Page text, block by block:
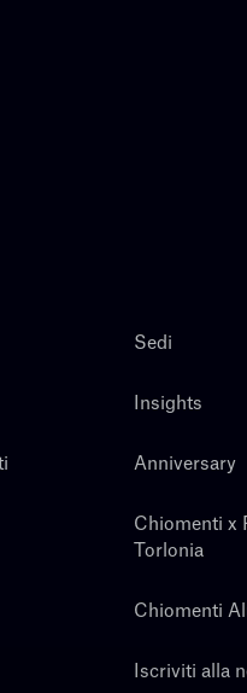
Sedi
Insights
Anniversary
Chiomenti x
Torlonia
Chiomenti
Iscriviti alla